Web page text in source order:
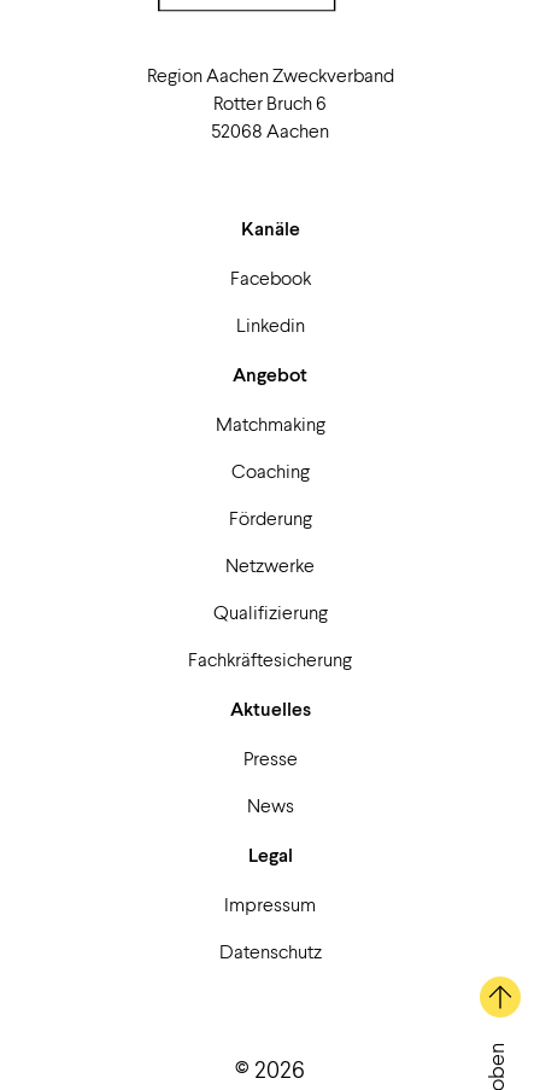
Region Aachen Zweckverband
Rotter Bruch 6
52068 Aachen
Kanäle
Facebook
Linkedin
Angebot
Matchmaking
Coaching
Förderung
Netzwerke
Qualifizierung
Fachkräftesicherung
Aktuelles
Presse
News
Legal
Impressum
Datenschutz
© 2026